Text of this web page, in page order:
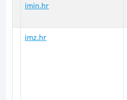
imin.hr
imz.hr